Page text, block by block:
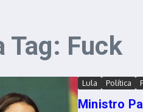
Tag: Fuck
Lula Política
Ministro